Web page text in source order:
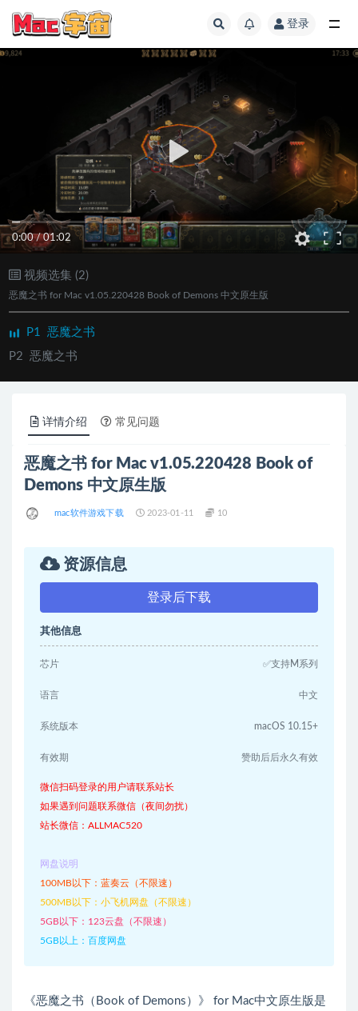
登录
0:00/01:02
视频选集 (2)
恶魔之书 for Mac v1.05.220428 Book of Demons 中文原生版
P1 恶魔之书
P2 恶魔之书
详情介绍 常见问题
恶魔之书 for Mac v1.05.220428 Book of
Demons 中文原生版
mac软件游戏下载 2023-01-11 10
资源信息
登录后下载
其他信息
芯片 ✅支持M系列
语言 中文
系统版本 macOS 10.15+
有效期 赞助后后永久有效
微信扫码登录的用户请联系站长
如果遇到问题联系微信（夜间勿扰）
站长微信：ALLMAC520
网盘说明
100MB以下：蓝奏云（不限速）
500MB以下：小飞机网盘（不限速）
5GB以下：123云盘（不限速）
5GB以上：百度网盘
《恶魔之书（Book of Demons）》 for Mac中文原生版是